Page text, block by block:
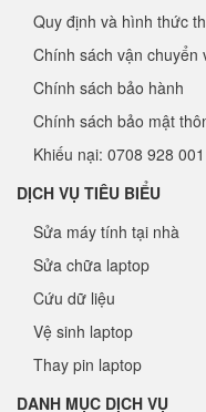
Quy định và hình thức
Chính sách vận chuyển
Chính sách bảo hành
Chính sách bảo mật
Khiếu nại: 0708 928 001
DỊCH VỤ TIÊU BIỂU
Sửa máy tính tại nhà
Sửa chữa laptop
Cứu dữ liệu
Vệ sinh laptop
Thay pin laptop
DANH MỤC DỊCH VỤ